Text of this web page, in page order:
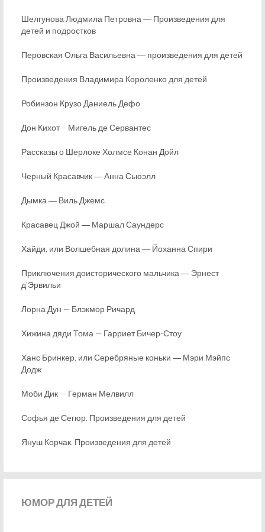
Шелгунова Людмила Петровна ― Произведения для
детей и подростков
Перовская Ольга Васильевна ― произведения для детей
Произведения Владимира Короленко для детей
Робинзон Крузо Даниель Дефо
Дон Кихот – Мигель де Сервантес
Рассказы о Шерлоке Холмсе Конан Дойл
Черный Красавчик ― Анна Сьюэлл
Дымка ― Виль Джемс
Красавец Джой ― Маршал Саундерс
Хайди, или Волшебная долина ― Йоханна Спири
Приключения доисторического мальчика ― Эрнест
д’Эрвильи
Лорна Дун — Блэкмор Ричард
Хижина дяди Тома — Гарриет Бичер-Стоу
Ханс Бринкер, или Серебряные коньки ― Мэри Мэйпс
Додж
Моби Дик — Герман Мелвилл
Софья де Сегюр. Произведения для детей
Януш Корчак. Произведения для детей
ЮМОРДЛЯ ДЕТЕЙ